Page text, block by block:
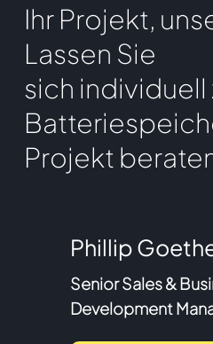
Ihr Projekt,
Lassen Sie
sich individuell
Projekt
Phillip
Senior Sales &
Development